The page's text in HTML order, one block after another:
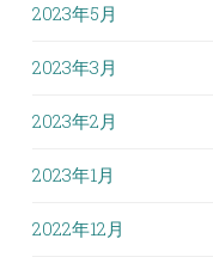
2023年5月
2023年3月
2023年2月
2023年1月
2022年12月